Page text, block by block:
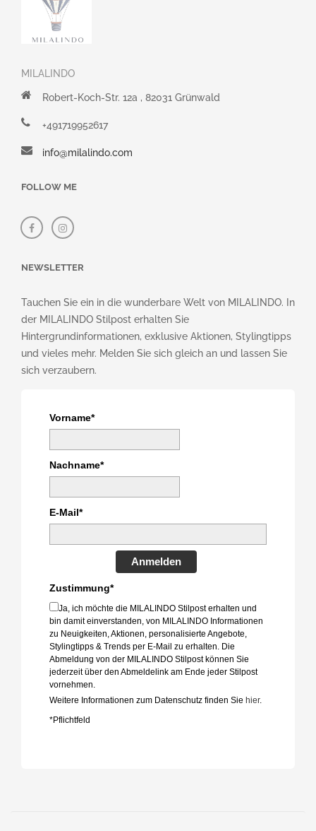
MILALINDO
Robert-Koch-Str. 12a , 82031 Grünwald
+491719952617
info@milalindo.com
FOLLOW ME
NEWSLETTER
Tauchen Sie ein in die wunderbare Welt von MILALINDO. In
der MILALINDO Stilpost erhalten Sie
Hintergrundinformationen, exklusive Aktionen, Stylingtipps
und vieles mehr. Melden Sie sich gleich an und lassen Sie
sich verzaubern.
Vorname*
Nachname*
E-Mail*
Anmelden
Zustimmung*
Ja, ich möchte die MILALINDO Stilpost erhalten und
bin damit einverstanden, von MILALINDO Informationen
zu Neuigkeiten, Aktionen, personalisierte Angebote,
Stylingtipps & Trends per E-Mail zu erhalten. Die
Abmeldung von der MILALINDO Stilpost können Sie
jederzeit über den Abmeldelink am Ende jeder Stilpost
vornehmen.
Weitere Informationen zum Datenschutz finden Sie hier.
*Pflichtfeld